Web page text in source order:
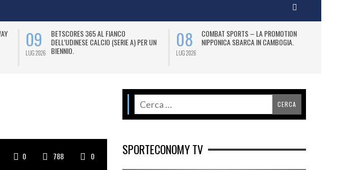
09
LUG 2026
BETSCORES 365 AL FIANCO
DELL’UDINESE CALCIO (SERIE A) PER UN
BIENNIO.
08
LUG 2026
COMBAT SPORTS – LA PROMOTION
NIPPONICA SBARCA IN CAMBOGIA.
0 788 0 SPORTECONOMY TV